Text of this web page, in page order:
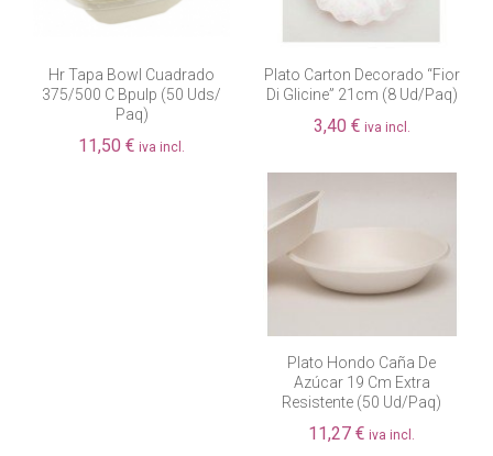
Hr Tapa Bowl Cuadrado
375/500 C Bpulp (50 Uds/
Paq)
11,50 € iva incl.
Plato Carton Decorado “fior
Di Glicine” 21cm (8 Ud/paq)
3,40 € iva incl.
Plato Hondo Caña De
Azúcar 19 Cm Extra
Resistente (50 Ud/paq)
11,27 € iva incl.